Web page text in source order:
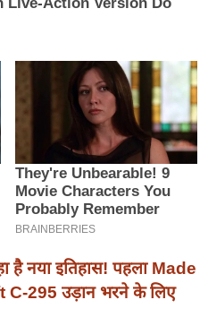
है नया इतिहास! पहला Made
295 उड़ान भरने के लिए